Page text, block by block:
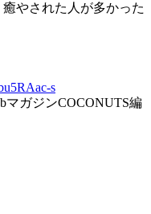
やされた人が多かった
s
マガジンCOCONUTS編